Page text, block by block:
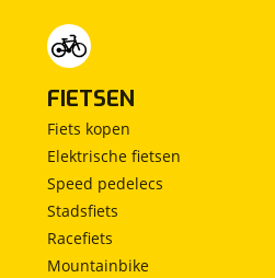
FIETSEN
Fiets kopen
Elektrische fietsen
Speed pedelecs
Stadsfiets
Racefiets
Mountainbike